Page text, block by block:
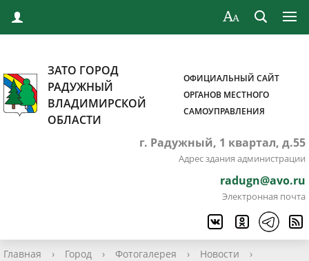
ЗАТО ГОРОД
РАДУЖНЫЙ
ВЛАДИМИРСКОЙ
ОБЛАСТИ
ОФИЦИАЛЬНЫЙ САЙТ
ОРГАНОВ МЕСТНОГО
САМОУПРАВЛЕНИЯ
г. Радужный, 1 квартал, д.55
Адрес здания администрации
radugn@avo.ru
Электронная почта
Главная › Город › Фотогалерея › Новости
›